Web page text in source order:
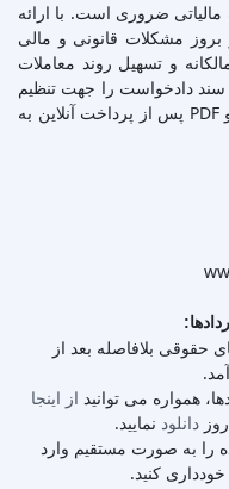
مالیاتی ضروری است. با ارائه
بروز مشکلات قانونی و مالی
و تسهیل روند معاملات
دادخواست را جهت تنظیم
موضوع مدنظر خود در قالب فایل Word و PDF پس از پرداخت آنلاین به
حقوقی بلافاصله بعد از
همواره می توانید از اینجا
دانلود نمایید.
را به صورت مستقیم وارد
کنید.